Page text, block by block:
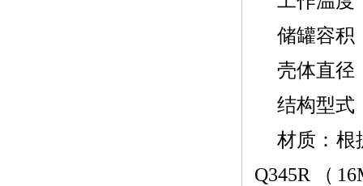
储罐容积
壳体直径
结构型式
材质：根
Q345R（